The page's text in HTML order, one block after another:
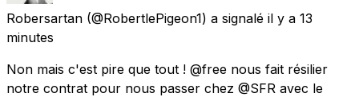
Robersartan (@RobertlePigeon1) a signalé il y a 13
minutes
Non mais c'est pire que tout ! @free nous fait résilier
notre contrat pour nous passer chez @SFR avec le